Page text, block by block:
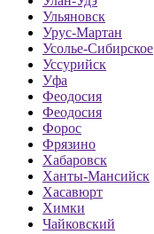
Ульяновск
Урус-Мартан
Усолье-Сибирское
Уссурийск
Уфа
Феодосия
Феодосия
Форос
Фрязино
Хабаровск
Ханты-Мансийск
Хасавюрт
Химки
Чайковский